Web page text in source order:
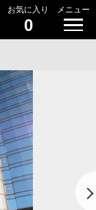
お気に入り
0
メニュー